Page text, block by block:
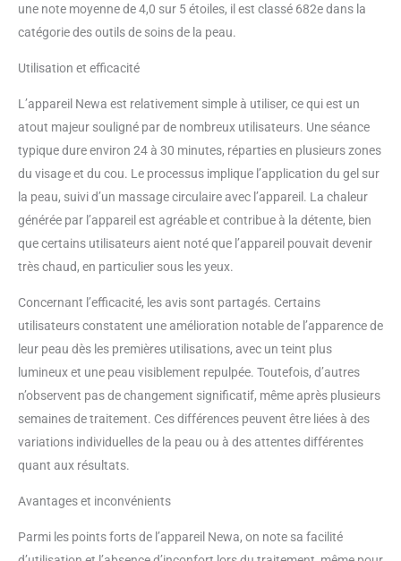
du vieillissement cutané en
stimulant le renouvellement du
Technologie professionnelle :
NEWA utilise la technologie de
pointe 3 DEEP, qui a fait ses
preuves auprès de
et est utilisée dans des cliniques
professionnelles du monde
entier. produit 2: convient aux
peaux délicates : sans parabène,
produit 2: appareil Newa : le
Newa lift gel pour peaux
délicates ne s'utilise pas seul, il
s'utilise avec l'appareil Newa
visage collagène pour des
résultats optimum produit 2:
anti-aging : combattre les signes
de l’âge produit 2: différentes
zones : réduit les rides du visage,
une note moyenne de 4,0 sur 5 étoiles, il est classé 682e dans la
catégorie des outils de soins de la peau.
Utilisation et efficacité
L’appareil Newa est relativement simple à utiliser, ce qui est un
atout majeur souligné par de nombreux utilisateurs. Une séance
typique dure environ 24 à 30 minutes, réparties en plusieurs zones
du visage et du cou. Le processus implique l’application du gel sur
la peau, suivi d’un massage circulaire avec l’appareil. La chaleur
générée par l’appareil est agréable et contribue à la détente, bien
que certains utilisateurs aient noté que l’appareil pouvait devenir
très chaud, en particulier sous les yeux.
Concernant l’efficacité, les avis sont partagés. Certains
utilisateurs constatent une amélioration notable de l’apparence de
leur peau dès les premières utilisations, avec un teint plus
lumineux et une peau visiblement repulpée. Toutefois, d’autres
n’observent pas de changement significatif, même après plusieurs
semaines de traitement. Ces différences peuvent être liées à des
variations individuelles de la peau ou à des attentes différentes
quant aux résultats.
Avantages et inconvénients
Parmi les points forts de l’appareil Newa, on note sa facilité